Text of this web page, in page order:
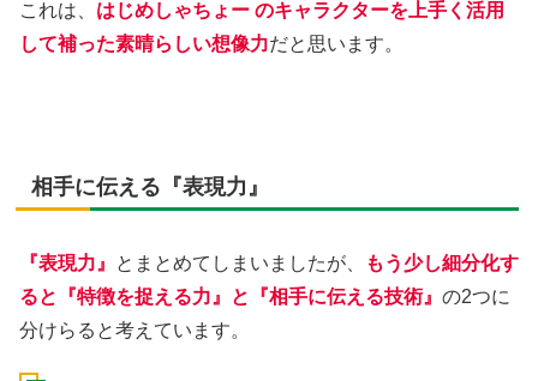
これは、 はじめしゃちょー のキャラクターを上手く活用
して補った素晴らしい想像力だと思います。
相手に伝える『表現力』
『表現力』 とまとめてしまいましたが、
もう少し細分化す
ると『特徴を捉える力』と『相手に伝える技術』 の2つに
分けらると考えています。